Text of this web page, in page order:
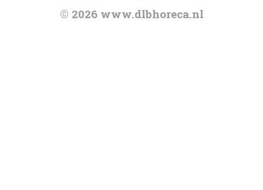
© 2026 www.dlbhoreca.nl